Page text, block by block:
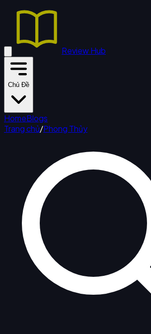
Review Hub
Chủ Đề
HomeBlogs
Trang chủ/Phong Thủy